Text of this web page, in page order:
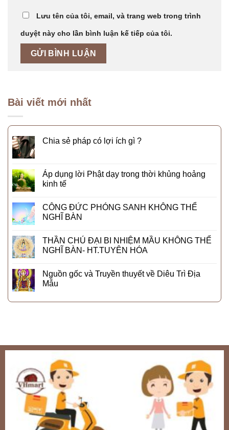
Lưu tên của tôi, email, và trang web trong trình
duyệt này cho lần bình luận kế tiếp của tôi.
Bài viết mới nhất
Chia sẻ pháp có lợi ích gì ?
Áp dụng lời Phật dạy trong thời khủng hoảng
kinh tế
CÔNG ĐỨC PHÓNG SANH KHÔNG THỂ
NGHĨ BÀN
THẦN CHÚ ĐẠI BI NHIỆM MẦU KHÔNG THỂ
NGHĨ BÀN- HT.TUYÊN HÓA
Nguồn gốc và Truyền thuyết về Diêu Trì Địa
Mẫu